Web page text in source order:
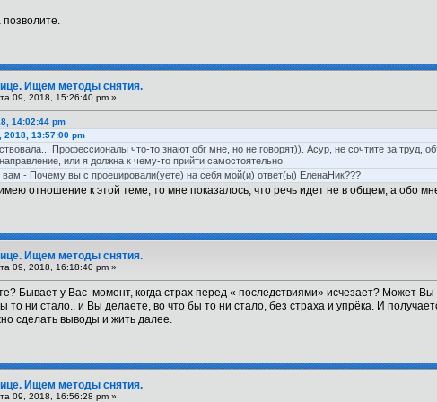
позволите.
Ищем методы снятия.
09, 2018, 15:26:40 pm »
14:02:44 pm
2018, 13:57:00 pm
Профессионалы что-то знают обг мне, но не говорят)). Асур, не сочтите за труд,
или я должна к чему-то прийти самостоятельно.
вам - Почему вы с проецировали(уете) на себя мой(и) ответ(ы) ЕленаНик???
имею отношение к этой теме, то мне показалось, что речь идет не в общем, а обо
Ищем методы снятия.
09, 2018, 16:18:40 pm »
Бывает у Вас момент, когда страх перед « последствиями» исчезает? Может
то ни стало.. и Вы делаете, во что бы то ни стало, без страха и упрёка. И
сделать выводы и жить далее.
Ищем методы снятия.
09, 2018, 16:56:28 pm »